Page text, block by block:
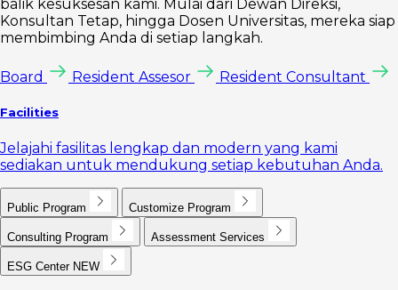
balik kesuksesan kami. Mulai dari Dewan Direksi,
Konsultan Tetap, hingga Dosen Universitas, mereka siap
membimbing Anda di setiap langkah.
Board Resident Assesor Resident Consultant
Facilities
Jelajahi fasilitas lengkap dan modern yang kami
sediakan untuk mendukung setiap kebutuhan Anda.
Public Program Customize Program
Consulting Program Assessment Services
ESG Center NEW